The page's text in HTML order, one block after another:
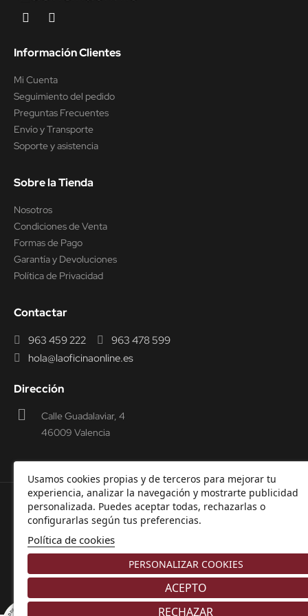
Usamos cookies propias y de terceros para mejorar tu
experiencia, analizar la navegación y mostrarte publicidad
personalizada. Puedes aceptar todas, rechazarlas o
configurarlas según tus preferencias.
Política de cookies
PERSONALIZAR COOKIES
RECHAZAR
ACEPTO
Información Clientes
Mi Cuenta
Seguimiento del pedido
Preguntas Frecuentes
Envío y Transporte
Soporte y asistencia
Sobre la Tienda
Nosotros
Condiciones de Venta
Formas de Pago
Garantía y Devoluciones
Política de Privacidad
Contactar
963 459 222
963 478 599
hola@laoficinaonline.es
Dirección
Calle Guadalaviar, 4
46009 Valencia
© 2000-2026 Laoficinaonline.SIDEOFFICE, S.L. CIF
B98914336 -
Aviso Legal -
Privacidad